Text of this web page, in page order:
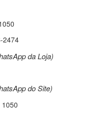
2474
da Loja)
do Site)